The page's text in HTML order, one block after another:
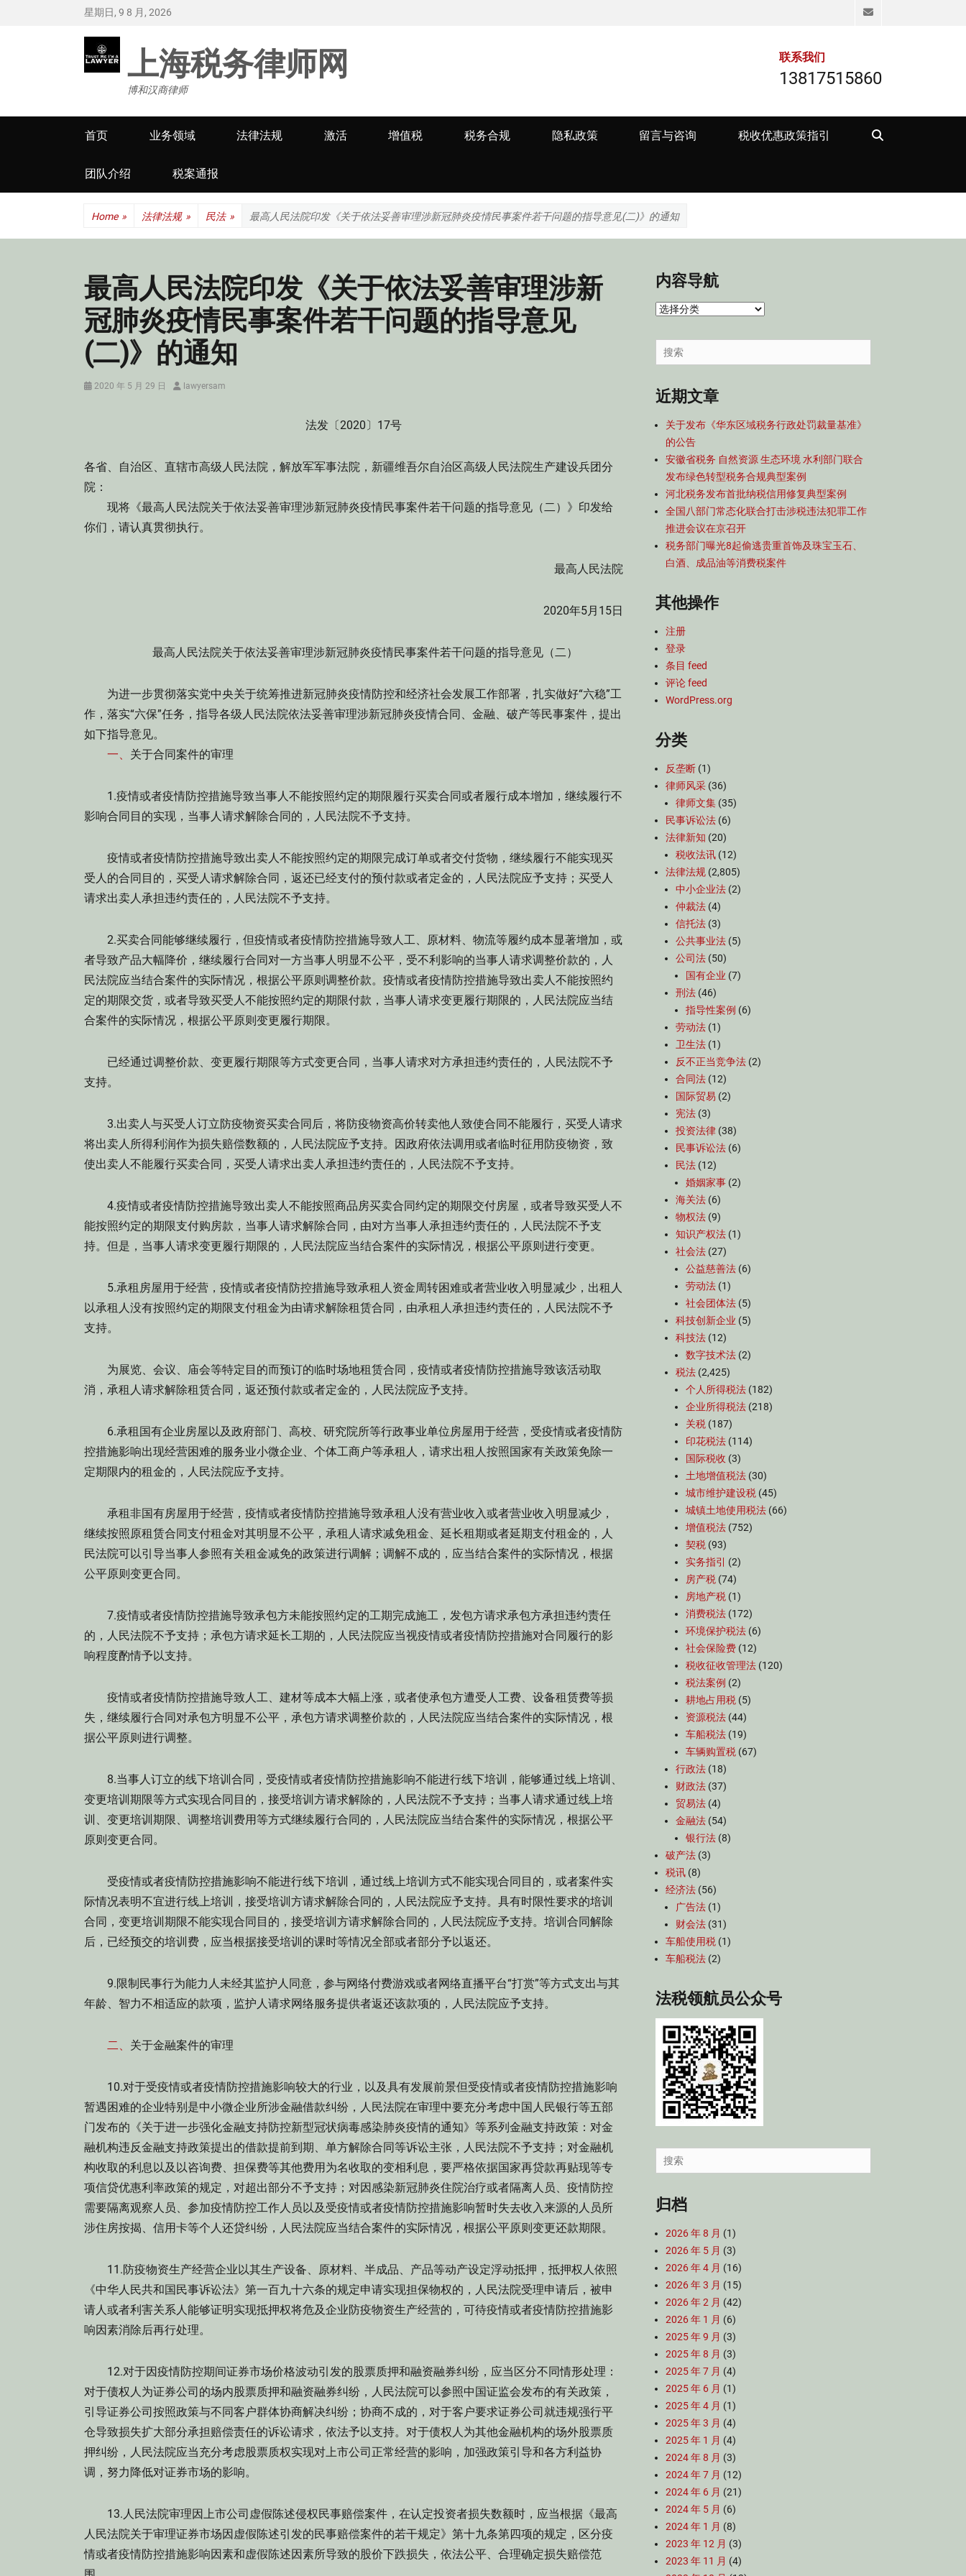
星期日, 9 8 月, 2026 Email
上海税务律师网
博和汉商律师
联系我们
13817515860
Primary
menu
首页 业务领域 法律法规 激活 增值税 税务合规 隐私政策 留言与咨询 税收优惠政策指引
团队介绍 税案通报
Home » 法律法规 » 民法 » 最高人民法院印发《关于依法妥善审理涉新冠肺炎疫情民事案件若干问题的指导意见(二)》的通知
最高人民法院印发《关于依法妥善审理涉新
冠肺炎疫情民事案件若干问题的指导意见
(二)》的通知
Posted
2020 年 5 月 29 日 Authorlawyersam
法发〔2020〕17号
各省、自治区、直辖市高级人民法院，解放军军事法院，新疆维吾尔自治区高级人民法院生产建设兵团分
院：
现将《最高人民法院关于依法妥善审理涉新冠肺炎疫情民事案件若干问题的指导意见（二）》印发给
你们，请认真贯彻执行。
最高人民法院
2020年5月15日
最高人民法院关于依法妥善审理涉新冠肺炎疫情民事案件若干问题的指导意见（二）
为进一步贯彻落实党中央关于统筹推进新冠肺炎疫情防控和经济社会发展工作部署，扎实做好“六稳”工
作，落实“六保”任务，指导各级人民法院依法妥善审理涉新冠肺炎疫情合同、金融、破产等民事案件，提出
如下指导意见。
一、 关于合同案件的审理
1.疫情或者疫情防控措施导致当事人不能按照约定的期限履行买卖合同或者履行成本增加，继续履行不
影响合同目的实现，当事人请求解除合同的，人民法院不予支持。
疫情或者疫情防控措施导致出卖人不能按照约定的期限完成订单或者交付货物，继续履行不能实现买
受人的合同目的，买受人请求解除合同，返还已经支付的预付款或者定金的，人民法院应予支持；买受人
请求出卖人承担违约责任的，人民法院不予支持。
2.买卖合同能够继续履行，但疫情或者疫情防控措施导致人工、原材料、物流等履约成本显著增加，或
者导致产品大幅降价，继续履行合同对一方当事人明显不公平，受不利影响的当事人请求调整价款的，人
民法院应当结合案件的实际情况，根据公平原则调整价款。疫情或者疫情防控措施导致出卖人不能按照约
定的期限交货，或者导致买受人不能按照约定的期限付款，当事人请求变更履行期限的，人民法院应当结
合案件的实际情况，根据公平原则变更履行期限。
已经通过调整价款、变更履行期限等方式变更合同，当事人请求对方承担违约责任的，人民法院不予
支持。
3.出卖人与买受人订立防疫物资买卖合同后，将防疫物资高价转卖他人致使合同不能履行，买受人请求
将出卖人所得利润作为损失赔偿数额的，人民法院应予支持。因政府依法调用或者临时征用防疫物资，致
使出卖人不能履行买卖合同，买受人请求出卖人承担违约责任的，人民法院不予支持。
4.疫情或者疫情防控措施导致出卖人不能按照商品房买卖合同约定的期限交付房屋，或者导致买受人不
能按照约定的期限支付购房款，当事人请求解除合同，由对方当事人承担违约责任的，人民法院不予支
持。但是，当事人请求变更履行期限的，人民法院应当结合案件的实际情况，根据公平原则进行变更。
5.承租房屋用于经营，疫情或者疫情防控措施导致承租人资金周转困难或者营业收入明显减少，出租人
以承租人没有按照约定的期限支付租金为由请求解除租赁合同，由承租人承担违约责任的，人民法院不予
支持。
为展览、会议、庙会等特定目的而预订的临时场地租赁合同，疫情或者疫情防控措施导致该活动取
消，承租人请求解除租赁合同，返还预付款或者定金的，人民法院应予支持。
6.承租国有企业房屋以及政府部门、高校、研究院所等行政事业单位房屋用于经营，受疫情或者疫情防
控措施影响出现经营困难的服务业小微企业、个体工商户等承租人，请求出租人按照国家有关政策免除一
定期限内的租金的，人民法院应予支持。
承租非国有房屋用于经营，疫情或者疫情防控措施导致承租人没有营业收入或者营业收入明显减少，
继续按照原租赁合同支付租金对其明显不公平，承租人请求减免租金、延长租期或者延期支付租金的，人
民法院可以引导当事人参照有关租金减免的政策进行调解；调解不成的，应当结合案件的实际情况，根据
公平原则变更合同。
7.疫情或者疫情防控措施导致承包方未能按照约定的工期完成施工，发包方请求承包方承担违约责任
的，人民法院不予支持；承包方请求延长工期的，人民法院应当视疫情或者疫情防控措施对合同履行的影
响程度酌情予以支持。
疫情或者疫情防控措施导致人工、建材等成本大幅上涨，或者使承包方遭受人工费、设备租赁费等损
失，继续履行合同对承包方明显不公平，承包方请求调整价款的，人民法院应当结合案件的实际情况，根
据公平原则进行调整。
8.当事人订立的线下培训合同，受疫情或者疫情防控措施影响不能进行线下培训，能够通过线上培训、
变更培训期限等方式实现合同目的，接受培训方请求解除的，人民法院不予支持；当事人请求通过线上培
训、变更培训期限、调整培训费用等方式继续履行合同的，人民法院应当结合案件的实际情况，根据公平
原则变更合同。
受疫情或者疫情防控措施影响不能进行线下培训，通过线上培训方式不能实现合同目的，或者案件实
际情况表明不宜进行线上培训，接受培训方请求解除合同的，人民法院应予支持。具有时限性要求的培训
合同，变更培训期限不能实现合同目的，接受培训方请求解除合同的，人民法院应予支持。培训合同解除
后，已经预交的培训费，应当根据接受培训的课时等情况全部或者部分予以返还。
9.限制民事行为能力人未经其监护人同意，参与网络付费游戏或者网络直播平台“打赏”等方式支出与其
年龄、智力不相适应的款项，监护人请求网络服务提供者返还该款项的，人民法院应予支持。
二、 关于金融案件的审理
10.对于受疫情或者疫情防控措施影响较大的行业，以及具有发展前景但受疫情或者疫情防控措施影响
暂遇困难的企业特别是中小微企业所涉金融借款纠纷，人民法院在审理中要充分考虑中国人民银行等五部
门发布的《关于进一步强化金融支持防控新型冠状病毒感染肺炎疫情的通知》等系列金融支持政策：对金
融机构违反金融支持政策提出的借款提前到期、单方解除合同等诉讼主张，人民法院不予支持；对金融机
构收取的利息以及以咨询费、担保费等其他费用为名收取的变相利息，要严格依据国家再贷款再贴现等专
项信贷优惠利率政策的规定，对超出部分不予支持；对因感染新冠肺炎住院治疗或者隔离人员、疫情防控
需要隔离观察人员、参加疫情防控工作人员以及受疫情或者疫情防控措施影响暂时失去收入来源的人员所
涉住房按揭、信用卡等个人还贷纠纷，人民法院应当结合案件的实际情况，根据公平原则变更还款期限。
11.防疫物资生产经营企业以其生产设备、原材料、半成品、产品等动产设定浮动抵押，抵押权人依照
《中华人民共和国民事诉讼法》第一百九十六条的规定申请实现担保物权的，人民法院受理申请后，被申
请人或者利害关系人能够证明实现抵押权将危及企业防疫物资生产经营的，可待疫情或者疫情防控措施影
响因素消除后再行处理。
12.对于因疫情防控期间证券市场价格波动引发的股票质押和融资融券纠纷，应当区分不同情形处理：
对于债权人为证券公司的场内股票质押和融资融券纠纷，人民法院可以参照中国证监会发布的有关政策，
引导证券公司按照政策与不同客户群体协商解决纠纷；协商不成的，对于客户要求证券公司就违规强行平
仓导致损失扩大部分承担赔偿责任的诉讼请求，依法予以支持。对于债权人为其他金融机构的场外股票质
押纠纷，人民法院应当充分考虑股票质权实现对上市公司正常经营的影响，加强政策引导和各方利益协
调，努力降低对证券市场的影响。
13.人民法院审理因上市公司虚假陈述侵权民事赔偿案件，在认定投资者损失数额时，应当根据《最高
人民法院关于审理证券市场因虚假陈述引发的民事赔偿案件的若干规定》第十九条第四项的规定，区分疫
情或者疫情防控措施影响因素和虚假陈述因素所导致的股价下跌损失，依法公平、合理确定损失赔偿范
内容导航
内
导
航
Search
for:
近期文章
关于发布《华东区域税务行政处罚裁量基准》
的公告
安徽省税务 自然资源 生态环境 水利部门联合
发布绿色转型税务合规典型案例
河北税务发布首批纳税信用修复典型案例
全国八部门常态化联合打击涉税违法犯罪工作
推进会议在京召开
税务部门曝光8起偷逃贵重首饰及珠宝玉石、
白酒、成品油等消费税案件
其他操作
注册
登录
条目 feed
评论 feed
WordPress.org
分类
反垄断 (1)
律师风采 (36)
律师文集 (35)
民事诉讼法 (6)
法律新知 (20)
税收法讯 (12)
法律法规 (2,805)
中小企业法 (2)
仲裁法 (4)
信托法 (3)
公共事业法 (5)
公司法 (50)
国有企业 (7)
刑法 (46)
指导性案例 (6)
劳动法 (1)
卫生法 (1)
反不正当竞争法 (2)
合同法 (12)
国际贸易 (2)
宪法 (3)
投资法律 (38)
民事诉讼法 (6)
民法 (12)
婚姻家事 (2)
海关法 (6)
物权法 (9)
知识产权法 (1)
社会法 (27)
公益慈善法 (6)
劳动法 (1)
社会团体法 (5)
科技创新企业 (5)
科技法 (12)
数字技术法 (2)
税法 (2,425)
个人所得税法 (182)
企业所得税法 (218)
关税 (187)
印花税法 (114)
国际税收 (3)
土地增值税法 (30)
城市维护建设税 (45)
城镇土地使用税法 (66)
增值税法 (752)
契税 (93)
实务指引
(2)
房产税 (74)
房地产税 (1)
消费税法 (172)
环境保护税法 (6)
社会保险费 (12)
税收征收管理法 (120)
税法案例 (2)
耕地占用税 (5)
资源税法 (44)
车船税法 (19)
车辆购置税 (67)
行政法 (18)
财政法 (37)
贸易法 (4)
金融法 (54)
银行法 (8)
破产法 (3)
税讯 (8)
经济法 (56)
广告法 (1)
财会法 (31)
车船使用税 (1)
车船税法 (2)
法税领航员公众号
Search
for:
归档
2026 年 8 月 (1)
2026 年 5 月 (3)
2026 年 4 月 (16)
2026 年 3 月 (15)
2026 年 2 月 (42)
2026 年 1 月 (6)
2025 年 9 月 (3)
2025 年 8 月 (3)
2025 年 7 月 (4)
2025 年 6 月 (1)
2025 年 4 月 (1)
2025 年 3 月 (4)
2025 年 1 月 (4)
2024 年 8 月 (3)
2024 年 7 月 (12)
2024 年 6 月 (21)
2024 年 5 月 (6)
2024 年 1 月 (8)
2023 年 12 月 (3)
2023 年 11 月 (4)